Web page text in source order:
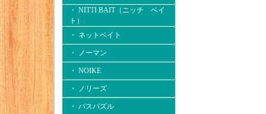
・ NITTI BAIT（ニッチ ベイ
ト）
・ ネットベイト
・ ノーマン
・ NOIKE
・ ノリーズ
・ バスパズル